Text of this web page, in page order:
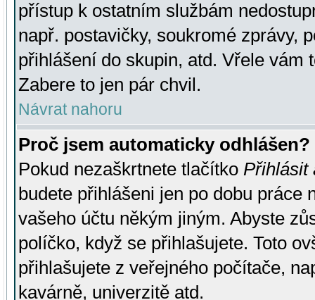
přístup k ostatním službám
např. postavičky, soukromé zprávy,
přihlášení do skupin, atd. Vřele vám
Zabere to jen pár chvil.
Návrat nahoru
Proč jsem automaticky odhlášen?
Pokud nezaškrtnete tlačítko Přihlásit
budete přihlášeni jen po dobu práce
vašeho účtu někým jiným. Abyste
políčko, když se přihlašujete. Toto
přihlašujete z veřejného počítače,
kavárně, univerzitě atd.